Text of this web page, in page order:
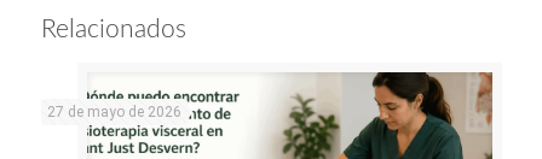
Relacionados
27 de mayo de 2026